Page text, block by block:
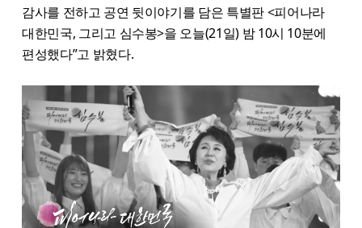
감사를 전하고 공연 뒷이야기를 담은 특별판 <피어나라
대한민국, 그리고 심수봉>을 오늘(21일) 밤 10시 10분에
편성했다”고 밝혔다.